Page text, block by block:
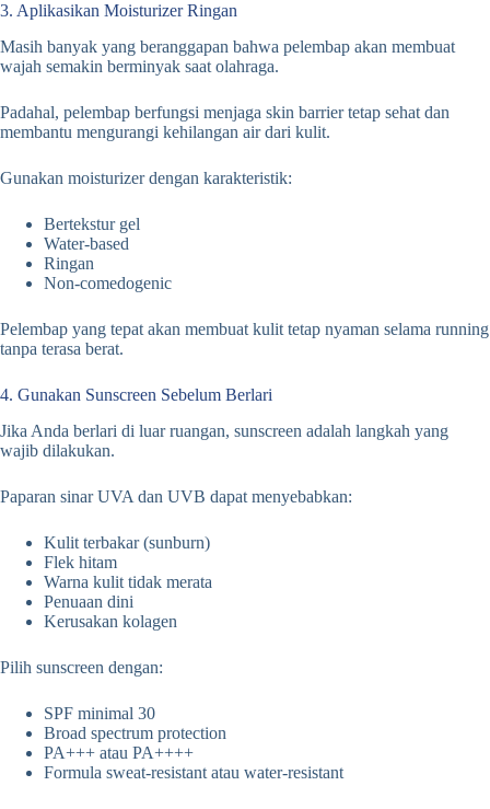
3. Aplikasikan Moisturizer Ringan
Masih banyak yang beranggapan bahwa pelembap akan membuat
wajah semakin berminyak saat olahraga.
Padahal, pelembap berfungsi menjaga skin barrier tetap sehat dan
membantu mengurangi kehilangan air dari kulit.
Gunakan moisturizer dengan karakteristik:
Bertekstur gel
Water-based
Ringan
Non-comedogenic
Pelembap yang tepat akan membuat kulit tetap nyaman selama running
tanpa terasa berat.
4. Gunakan Sunscreen Sebelum Berlari
Jika Anda berlari di luar ruangan, sunscreen adalah langkah yang
wajib dilakukan.
Paparan sinar UVA dan UVB dapat menyebabkan:
Kulit terbakar (sunburn)
Flek hitam
Warna kulit tidak merata
Penuaan dini
Kerusakan kolagen
Pilih sunscreen dengan:
SPF minimal 30
Broad spectrum protection
PA+++ atau PA++++
Formula sweat-resistant atau water-resistant